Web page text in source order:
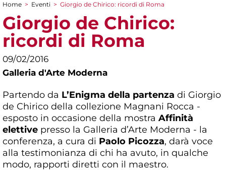
Tu sei qui
Home > Eventi > Giorgio de Chirico: ricordi di Roma
Giorgio de Chirico:
ricordi di Roma
09/02/2016
Galleria d'Arte Moderna
Partendo da L’Enigma della partenza di Giorgio
de Chirico della collezione Magnani Rocca -
esposto in occasione della mostra Affinità
elettive presso la Galleria d’Arte Moderna - la
conferenza, a cura di Paolo Picozza, darà voce
alla testimonianza di chi ha avuto, in qualche
modo, rapporti diretti con il maestro.